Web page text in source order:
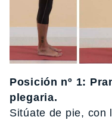
Posición nº 1:
plegaria.
Sitúate de pie, con